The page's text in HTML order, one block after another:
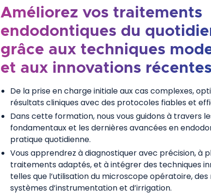
Améliorez vos traitements
endodontiques du
grâce aux techniques
et aux innovations
De la prise en charge initiale aux cas complexes,
résultats cliniques avec des protocoles fiables et
Dans cette formation, nous vous guidons à travers
fondamentaux et les dernières avancées en
pratique quotidienne.
Vous apprendrez à diagnostiquer avec précision, à
traitements adaptés, et à intégrer des techniques
telles que l’utilisation du microscope opératoire, des
systèmes d’instrumentation et d’irrigation.